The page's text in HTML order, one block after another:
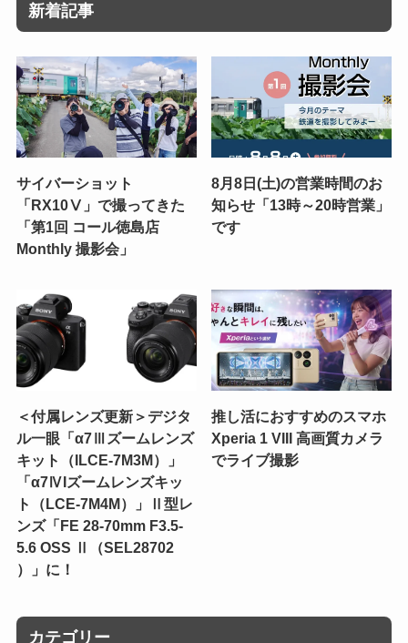
新着記事
サイバーショット
「RX10Ⅴ」で撮ってきた
「第1回 コール徳島店
Monthly 撮影会」
8月8日(土)の営業時間のお
知らせ「13時～20時営業」
です
＜付属レンズ更新＞デジタ
ル一眼「α7Ⅲズームレンズ
キット（ILCE-7M3M）」
「α7ⅣIズームレンズキッ
ト（LCE-7M4M）」Ⅱ型レ
ンズ「FE 28-70mm F3.5-
5.6 OSS Ⅱ（SEL28702
）」に！
推し活におすすめのスマホ
Xperia 1 VIII 高画質カメラ
でライブ撮影
カテゴリー